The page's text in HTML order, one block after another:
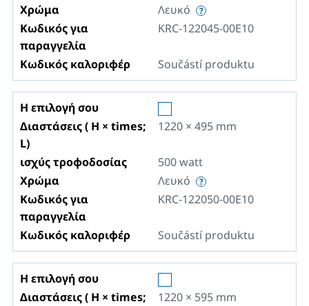
Χρώμα
Λευκό
Κωδικός για
παραγγελία
KRC-122045-00E10
Κωδικός καλοριφέρ Součástí produktu
Η επιλογή σου
Διαστάσεις ( H × times;
L)
1220 × 495 mm
ισχύς τροφοδοσίας 500watt
Χρώμα
Λευκό
Κωδικός για
παραγγελία
KRC-122050-00E10
Κωδικός καλοριφέρ Součástí produktu
Η επιλογή σου
Διαστάσεις ( H × times;
1220 × 595 mm